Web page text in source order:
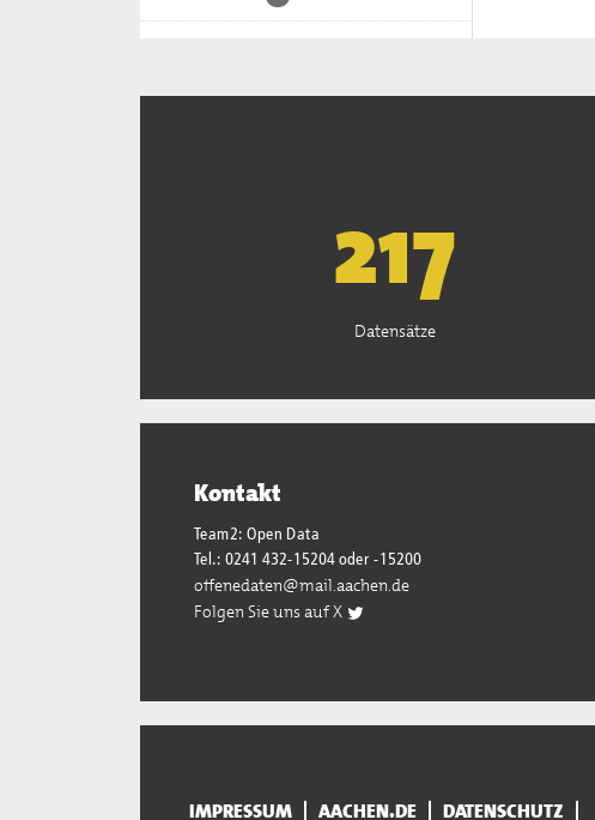
221
Datensätze
Kontakt
Team2: Open Data
Tel.: 0241 432-15204 oder -15200
offenedaten@mail.aachen.de
Folgen Sie uns auf X
IMPRESSUM AACHEN.DE DATENSCHUTZ